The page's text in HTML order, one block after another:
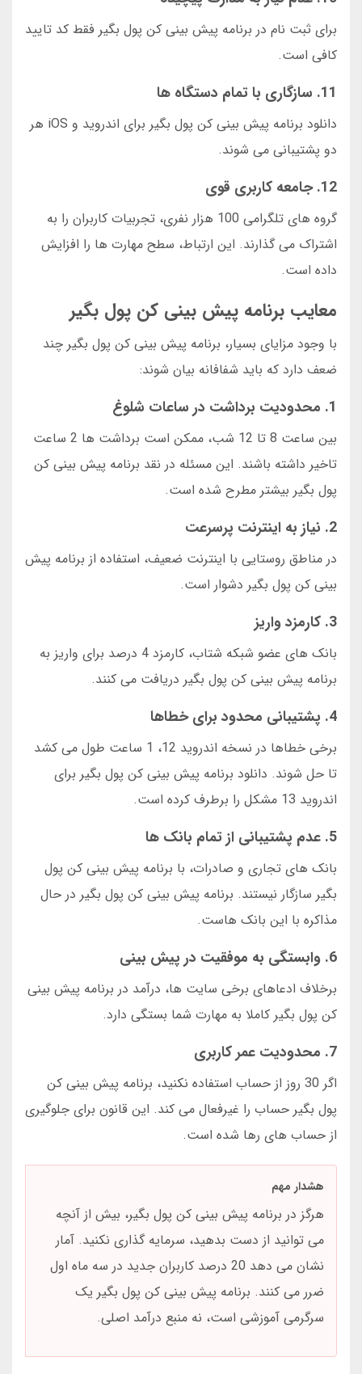
برای ثبت نام در برنامه پیش بینی کن پول بگیر فقط کد تایید
کافی است.
11. سازگاری با تمام دستگاه ها
دانلود برنامه پیش بینی کن پول بگیر برای اندروید و iOS هر
دو پشتیبانی می شوند.
12. جامعه کاربری قوی
گروه های تلگرامی 100 هزار نفری، تجربیات کاربران را به
اشتراک می گذارند. این ارتباط، سطح مهارت ها را افزایش
داده است.
معایب برنامه پیش بینی کن پول بگیر
با وجود مزایای بسیار، برنامه پیش بینی کن پول بگیر چند
ضعف دارد که باید شفافانه بیان شوند:
1. محدودیت برداشت در ساعات شلوغ
بین ساعت 8 تا 12 شب، ممکن است برداشت ها 2 ساعت
تاخیر داشته باشند. این مسئله در نقد برنامه پیش بینی کن
پول بگیر بیشتر مطرح شده است.
2. نیاز به اینترنت پرسرعت
در مناطق روستایی با اینترنت ضعیف، استفاده از برنامه پیش
بینی کن پول بگیر دشوار است.
3. کارمزد واریز
بانک های عضو شبکه شتاب، کارمزد 4 درصد برای واریز به
برنامه پیش بینی کن پول بگیر دریافت می کنند.
4. پشتیبانی محدود برای خطاها
برخی خطاها در نسخه اندروید 12، 1 ساعت طول می کشد
تا حل شوند. دانلود برنامه پیش بینی کن پول بگیر برای
اندروید 13 مشکل را برطرف کرده است.
5. عدم پشتیبانی از تمام بانک ها
بانک های تجاری و صادرات، با برنامه پیش بینی کن پول
بگیر سازگار نیستند. برنامه پیش بینی کن پول بگیر در حال
مذاکره با این بانک هاست.
6. وابستگی به موفقیت در پیش بینی
برخلاف ادعاهای برخی سایت ها، درآمد در برنامه پیش بینی
کن پول بگیر کاملا به مهارت شما بستگی دارد.
7. محدودیت عمر کاربری
اگر 30 روز از حساب استفاده نکنید، برنامه پیش بینی کن
پول بگیر حساب را غیرفعال می کند. این قانون برای جلوگیری
از حساب های رها شده است.
هشدار مهم
هرگز در برنامه پیش بینی کن پول بگیر، بیش از آنچه
می توانید از دست بدهید، سرمایه گذاری نکنید. آمار
نشان می دهد 20 درصد کاربران جدید در سه ماه اول
ضرر می کنند. برنامه پیش بینی کن پول بگیر یک
سرگرمی آموزشی است، نه منبع درآمد اصلی.